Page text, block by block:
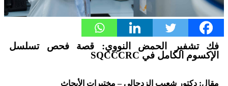
فك تشفير الحمض النووي: قصة فحص تسلسل
الإكسوم الكامل في SQCCCRC
مقال: دكتور شعيب الزدجالي – مختبرات الأبحاث